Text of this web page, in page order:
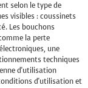
selon le type de
visibles : coussinets
Les bouchons
la perte
une
techniques
d'utilisation
d'utilisation et